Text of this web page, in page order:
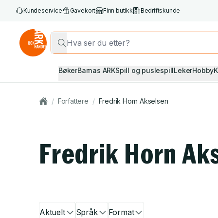
Kundeservice Gavekort Finn butikk Bedriftskunde
BøkerBarnas ARKSpill og puslespillLekerHobby
/ Forfattere / Fredrik Horn Akselsen
Fredrik Horn
Aktuelt Språk Format